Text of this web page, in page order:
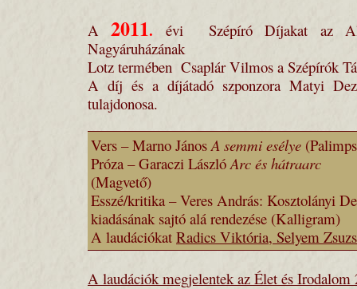
A2011. évi Szépíró Díjakat az
Nagyáruházának
Lotz termében Csaplár Vilmos a Szépírók
A díj és a díjátadó szponzora Matyi
tulajdonosa.
Vers – Marno JánosA semmi esélye
Próza – Garaczi LászlóArc és hátraarc
Esszé/kritika – Veres András: Kosztolányi
kiadásának sajtó alá rendezése (Kalligram)
A laudációkat Radics Viktória, Selyem
A laudációk megjelentek az Élet és Irodalom